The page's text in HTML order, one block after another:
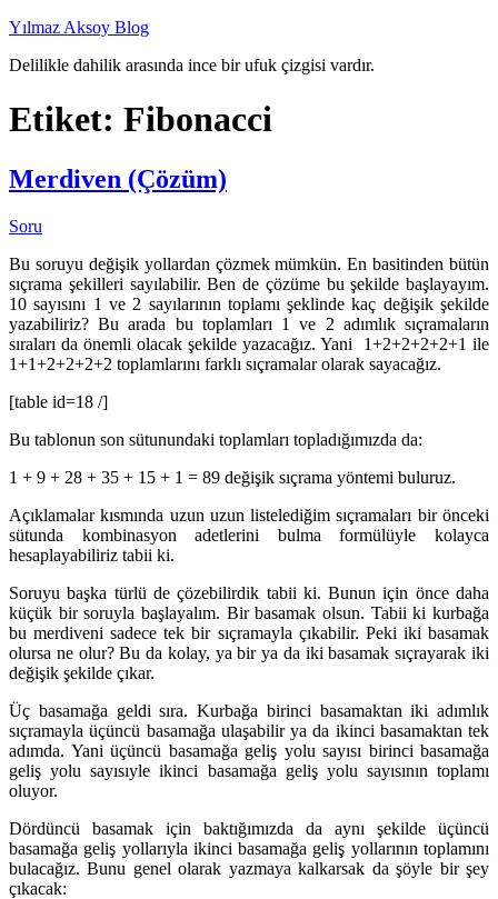
İçeriğe
Yılmaz Aksoy Blog
Delilikle dahilik arasında ince bir ufuk çizgisi vardır.
Etiket: Fibonacci
Merdiven (Çözüm)
Soru
Bu soruyu değişik yollardan çözmek mümkün. En basitinden bütün
sıçrama şekilleri sayılabilir. Ben de çözüme bu şekilde başlayayım.
10 sayısını 1 ve 2 sayılarının toplamı şeklinde kaç değişik şekilde
yazabiliriz? Bu arada bu toplamları 1 ve 2 adımlık sıçramaların
sıraları da önemli olacak şekilde yazacağız. Yani 1+2+2+2+2+1 ile
1+1+2+2+2+2 toplamlarını farklı sıçramalar olarak sayacağız.
[table id=18 /]
Bu tablonun son sütunundaki toplamları topladığımızda da:
1 + 9 + 28 + 35 + 15 + 1 = 89 değişik sıçrama yöntemi buluruz.
Açıklamalar kısmında uzun uzun listelediğim sıçramaları bir önceki
sütunda kombinasyon adetlerini bulma formülüyle kolayca
hesaplayabiliriz tabii ki.
Soruyu başka türlü de çözebilirdik tabii ki. Bunun için önce daha
küçük bir soruyla başlayalım. Bir basamak olsun. Tabii ki kurbağa
bu merdiveni sadece tek bir sıçramayla çıkabilir. Peki iki basamak
olursa ne olur? Bu da kolay, ya bir ya da iki basamak sıçrayarak iki
değişik şekilde çıkar.
Üç basamağa geldi sıra. Kurbağa birinci basamaktan iki adımlık
sıçramayla üçüncü basamağa ulaşabilir ya da ikinci basamaktan tek
adımda. Yani üçüncü basamağa geliş yolu sayısı birinci basamağa
geliş yolu sayısıyle ikinci basamağa geliş yolu sayısının toplamı
oluyor.
Dördüncü basamak için baktığımızda da aynı şekilde üçüncü
basamağa geliş yollarıyla ikinci basamağa geliş yollarının toplamını
bulacağız. Bunu genel olarak yazmaya kalkarsak da şöyle bir şey
çıkacak: